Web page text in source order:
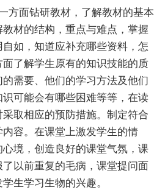
方面钻研教材，了解教材的基本
材的结构，重点与难点，掌握
如，知道应补充哪些资料，怎
了解学生原有的知识技能的质
需要、他们的学习方法及他们
可能会有哪些困难等等，在读
取相应的预防措施。制定符合
容。在课堂上激发学生的情
境，创造良好的课堂气氛，课
以前重复的毛病，课堂提问面
生学习生物的兴趣。